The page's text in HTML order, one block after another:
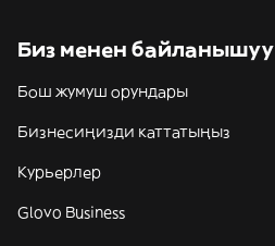
Биз менен байланышуу
Бош жумуш орундары
Бизнесиңизди каттатыңыз
Курьерлер
Glovo Business